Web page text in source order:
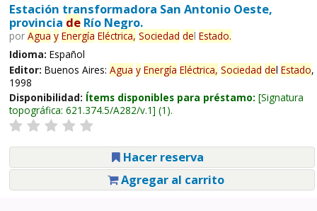
Estación transformadora San Antonio Oeste,
provincia deRío Negro.
por Agua y Energía Eléctrica, Sociedad del Estado.
Idioma: Español
Editor: Buenos Aires: Agua y Energía Eléctrica, Sociedad del Estado,
1998
Disponibilidad: Ítems disponibles para préstamo: Signatura
topográfica: 621.374.5/A282/v.1 (1).
Hacer reserva
Agregar al carrito